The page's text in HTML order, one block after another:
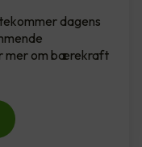
dagens
mer om bærekraft